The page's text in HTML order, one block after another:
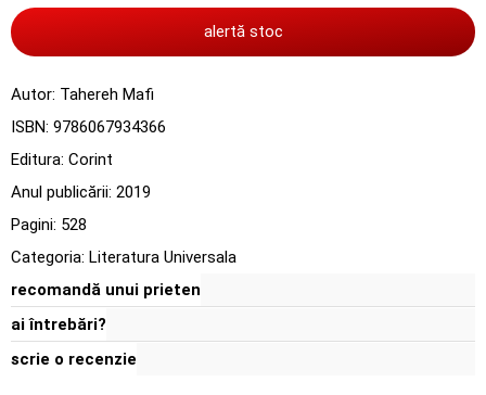
alertă stoc
Autor: Tahereh Mafi
ISBN: 9786067934366
Editura: Corint
Anul publicării: 2019
Pagini: 528
Categoria: Literatura Universala
recomandă unui prieten
ai întrebări?
scrie o recenzie